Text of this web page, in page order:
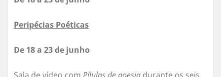
Peripécias Poéticas
De 18 a 23 de junho